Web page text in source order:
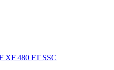
XF 480 FT SSC